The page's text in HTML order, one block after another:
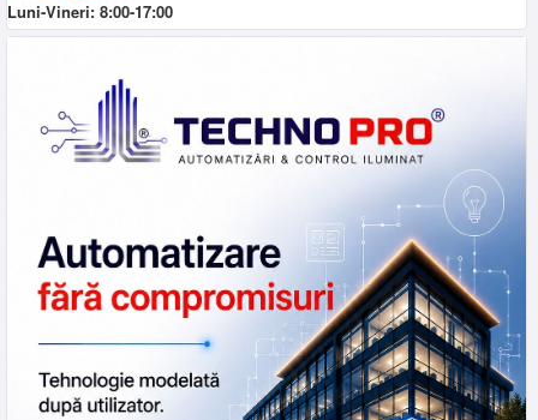
Luni-Vineri: 8:00-17:00